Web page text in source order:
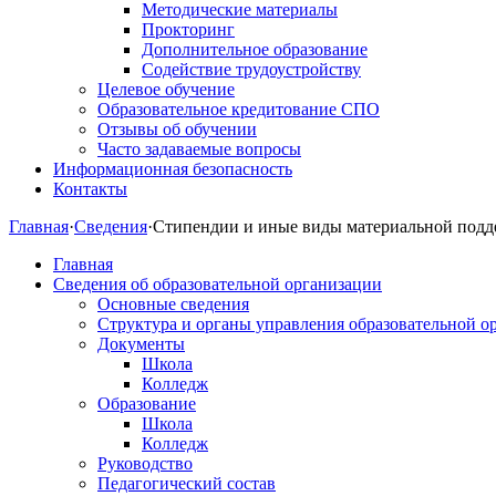
Методические материалы
Прокторинг
Дополнительное образование
Содействие трудоустройству
Целевое обучение
Образовательное кредитование СПО
Отзывы об обучении
Часто задаваемые вопросы
Информационная безопасность
Контакты
Главная·Сведения·Стипендии и иные виды материальной
Главная
Сведения об образовательной организации
Основные сведения
Структура и органы управления образовательной
Документы
Школа
Колледж
Образование
Школа
Колледж
Руководство
Педагогический состав